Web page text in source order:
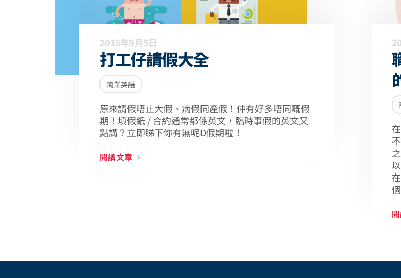
2016年9月5日
打工仔請假大全
商業英語
原來請假唔止大假、病假同產假！仲有好多唔同嘅假
期！填假紙 / 合約通常都係英文，臨時事假的英文又
點講？立即睇下你有無呢D假期啦！
閱讀文章